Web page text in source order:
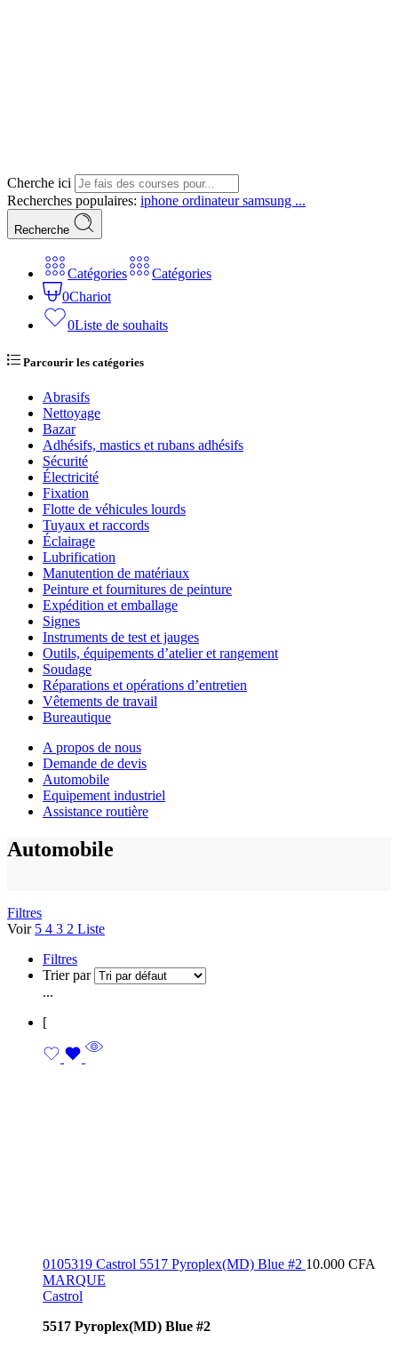
Cherche ici
Recherches populaires: iphone ordinateursamsung ...
Recherche
Catégories
Catégories
0Chariot
0Liste de souhaits
Parcourir les catégories
Abrasifs
Nettoyage
Bazar
Adhésifs, mastics et rubans adhésifs
Sécurité
Électricité
Fixation
Flotte de véhicules lourds
Tuyaux et raccords
Éclairage
Lubrification
Manutention de matériaux
Peinture et fournitures de peinture
Expédition et emballage
Signes
Instruments de test et jauges
Outils, équipements d’atelier et rangement
Soudage
Réparations et opérations d’entretien
Vêtements de travail
Bureautique
A propos de nous
Demande de devis
Automobile
Equipement industriel
Assistance routière
Automobile
Filtres
Voir 5 4 3 2 Liste
Filtres
Trier par
...
[
0105319 Castrol 5517 Pyroplex(MD) Blue #2 10.000 CFA
MARQUE
Castrol
5517 Pyroplex(MD) Blue #2